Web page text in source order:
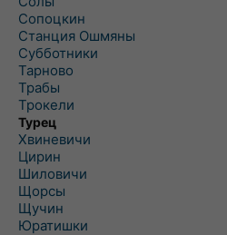
Сопоцкин
Станция Ошмяны
Субботники
Тарново
Трабы
Трокели
Турец
Хвиневичи
Цирин
Шиловичи
Щорсы
Щучин
Юратишки